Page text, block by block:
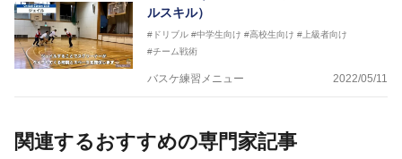
ルスキル）
#ドリブル #中学生向け #高校生向け #上級者向け
#チーム戦術
バスケ練習メニュー 2022/05/11
関連するおすすめの専門家記事